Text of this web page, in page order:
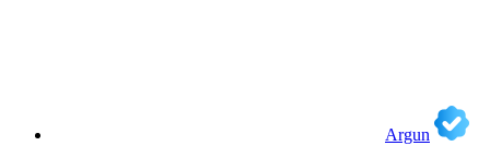
Argun